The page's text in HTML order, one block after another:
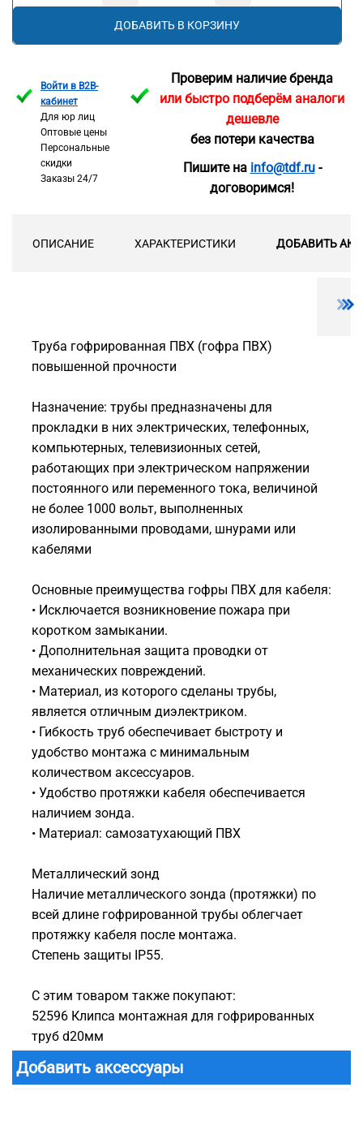
ДОБАВИТЬ В КОРЗИНУ
Войти в B2B-
кабинет
Для юр лиц
Оптовые цены
Персональные
скидки
Заказы 24/7
Проверим наличие бренда
или быстро подберём аналоги
дешевле
без потери качества
Пишите на info@tdf.ru-
договоримся!
ОПИСАНИЕ ХАРАКТЕРИСТИКИ ДОБАВИТЬ
Труба гофрированная ПВХ (гофра ПВХ)
повышенной прочности
Назначение: трубы предназначены для
прокладки в них электрических, телефонных,
компьютерных, телевизионных сетей,
работающих при электрическом напряжении
постоянного или переменного тока, величиной
не более 1000 вольт, выполненных
изолированными проводами, шнурами или
кабелями
Основные преимущества гофры ПВХ для кабеля:
• Исключается возникновение пожара при
коротком замыкании.
• Дополнительная защита проводки от
механических повреждений.
• Материал, из которого сделаны трубы,
является отличным диэлектриком.
• Гибкость труб обеспечивает быстроту и
удобство монтажа с минимальным
количеством аксессуаров.
• Удобство протяжки кабеля обеспечивается
наличием зонда.
• Материал: самозатухающий ПВХ
Металлический зонд
Наличие металлического зонда (протяжки) по
всей длине гофрированной трубы облегчает
протяжку кабеля после монтажа.
Степень защиты IP55.
С этим товаром также покупают:
52596 Клипса монтажная для гофрированных
труб d20мм
Добавить аксессуары